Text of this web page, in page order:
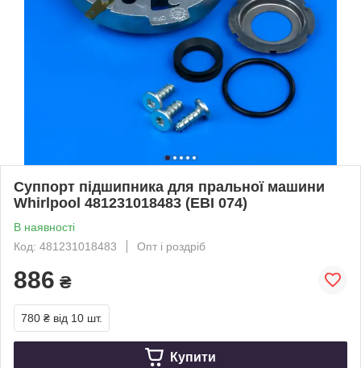
Суппорт підшипника для пральної машини
Whirlpool 481231018483 (EBI 074)
В наявності
Код: 481231018483
Опт і роздріб
886 ₴
780 ₴ від 10 шт.
Купити